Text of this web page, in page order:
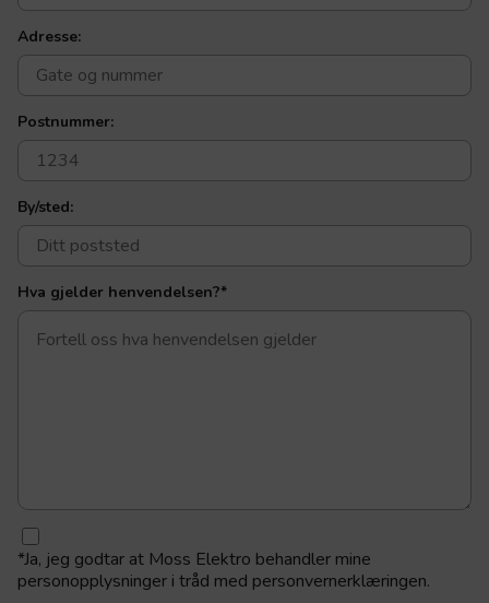
Adresse:
Postnummer:
By/sted:
Hva gjelder henvendelsen?*
*Ja, jeg godtar at Moss Elektro behandler mine
personopplysninger i tråd med personvernerklæringen.